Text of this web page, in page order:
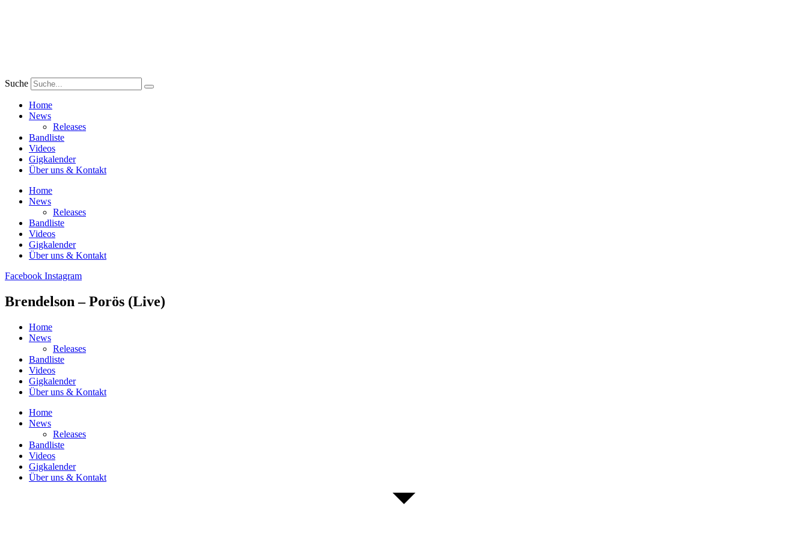
Suche
Home
News
Releases
Bandliste
Videos
Gigkalender
Über uns & Kontakt
Home
News
Releases
Bandliste
Videos
Gigkalender
Über uns & Kontakt
Facebook Instagram
Brendelson – Porös (Live)
Home
News
Releases
Bandliste
Videos
Gigkalender
Über uns & Kontakt
Home
News
Releases
Bandliste
Videos
Gigkalender
Über uns & Kontakt